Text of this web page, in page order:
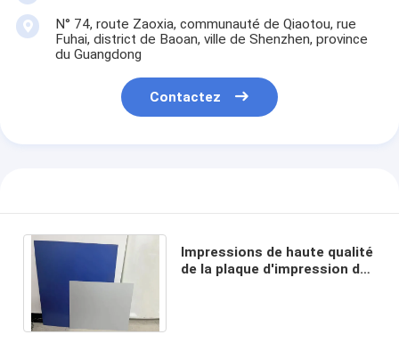
N° 74, route Zaoxia, communauté de Qiaotou, rue
Fuhai, district de Baoan, ville de Shenzhen, province
du Guangdong
Contactez
Impressions de haute qualité
de la plaque d'impression de